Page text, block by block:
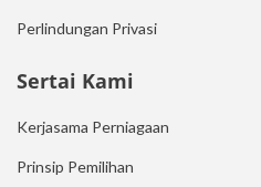
Perlindungan Privasi
Sertai Kami
Kerjasama Perniagaan
Prinsip Pemilihan